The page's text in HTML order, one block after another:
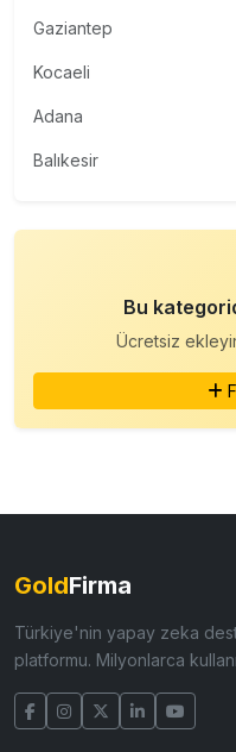
Gaziantep
Kocaeli
Adana
Balıkesir
Bu
Ücretsiz
GoldFirma
Türkiye'nin yapay zeka
platformu. Milyonlarca